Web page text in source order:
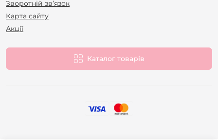
Зворотній зв’язок
Карта сайту
Акції
Каталог товарів